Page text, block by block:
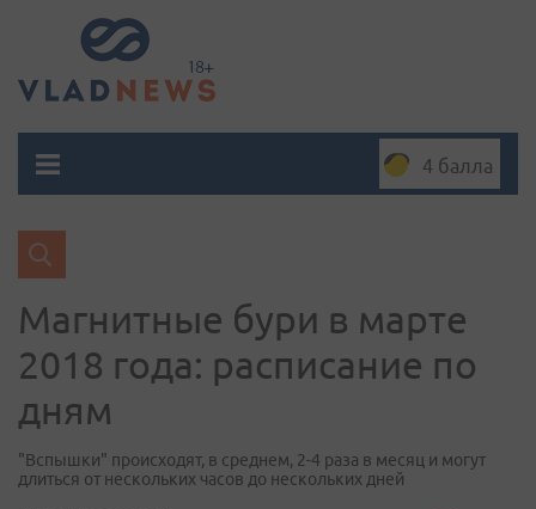
4 балла
Магнитные бури в марте
2018 года: расписание по
дням
"Вспышки" происходят, в среднем, 2-4 раза в месяц и могут
длиться от нескольких часов до нескольких дней